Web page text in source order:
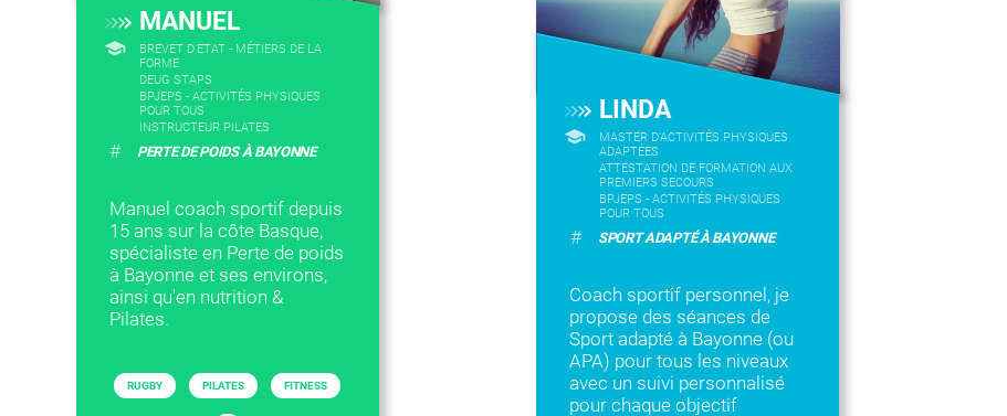
MANUEL
BREVET D'ETAT - MÉTIERS DE LA
FORME
DEUG STAPS
BPJEPS - ACTIVITÉS PHYSIQUES
POUR TOUS
INSTRUCTEUR PILATES
# PERTE DE POIDS À BAYONNE
Manuel coach sportif depuis
15 ans sur la côte Basque,
spécialiste en Perte de poids
à Bayonne et ses environs,
ainsi qu'en nutrition &
Pilates.
RUGBY PILATES FITNESS
LINDA
MASTER D'ACTIVITÉS PHYSIQUES
ADAPTÉES
ATTESTATION DE FORMATION AUX
PREMIERS SECOURS
BPJEPS - ACTIVITÉS PHYSIQUES
POUR TOUS
# SPORT ADAPTÉ À BAYONNE
Coach sportif personnel, je
propose des séances de
Sport adapté à Bayonne (ou
APA) pour tous les niveaux
avec un suivi personnalisé
pour chaque objectif